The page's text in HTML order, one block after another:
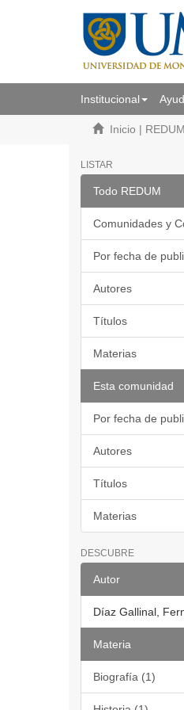
Institucional
Inicio | REDUM
LISTAR
Todo REDUM
Comunidades y
Por fecha de
Autores
Títulos
Materias
Esta comunidad
Por fecha de
Autores
Títulos
Materias
DESCUBRE
Autor
Díaz Gallinal,
Materia
Biografía (1)